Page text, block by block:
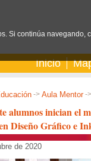
Inicio
-> Aula Mentor->
alumnos inician el
Diseño Gráfico e
de 2020
Si continúa navegando,